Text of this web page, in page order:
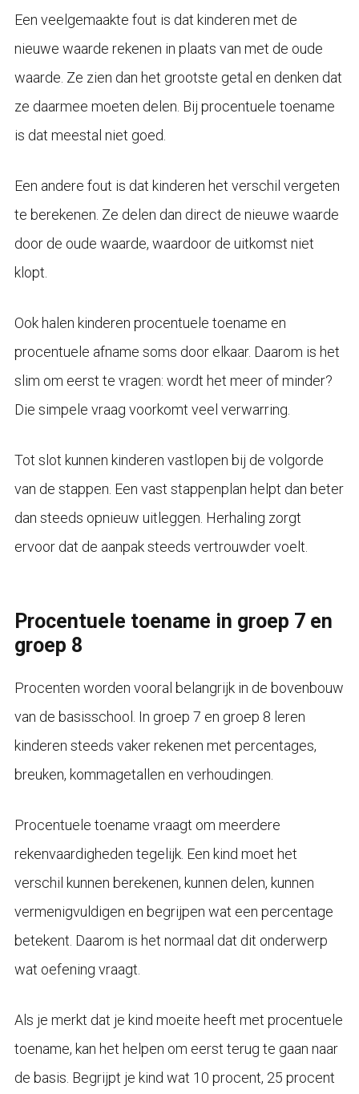
Een veelgemaakte fout is dat kinderen met de
nieuwe waarde rekenen in plaats van met de oude
waarde. Ze zien dan het grootste getal en denken dat
ze daarmee moeten delen. Bij procentuele toename
is dat meestal niet goed.
Een andere fout is dat kinderen het verschil vergeten
te berekenen. Ze delen dan direct de nieuwe waarde
door de oude waarde, waardoor de uitkomst niet
klopt.
Ook halen kinderen procentuele toename en
procentuele afname soms door elkaar. Daarom is het
slim om eerst te vragen: wordt het meer of minder?
Die simpele vraag voorkomt veel verwarring.
Tot slot kunnen kinderen vastlopen bij de volgorde
van de stappen. Een vast stappenplan helpt dan beter
dan steeds opnieuw uitleggen. Herhaling zorgt
ervoor dat de aanpak steeds vertrouwder voelt.
Procentuele toename in groep 7 en
groep 8
Procenten worden vooral belangrijk in de bovenbouw
van de basisschool. In groep 7 en groep 8 leren
kinderen steeds vaker rekenen met percentages,
breuken, kommagetallen en verhoudingen.
Procentuele toename vraagt om meerdere
rekenvaardigheden tegelijk. Een kind moet het
verschil kunnen berekenen, kunnen delen, kunnen
vermenigvuldigen en begrijpen wat een percentage
betekent. Daarom is het normaal dat dit onderwerp
wat oefening vraagt.
Als je merkt dat je kind moeite heeft met procentuele
toename, kan het helpen om eerst terug te gaan naar
de basis. Begrijpt je kind wat 10 procent, 25 procent